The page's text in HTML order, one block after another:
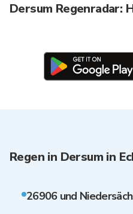
Dersum Regenradar:
Regen in Dersum in
26906 und